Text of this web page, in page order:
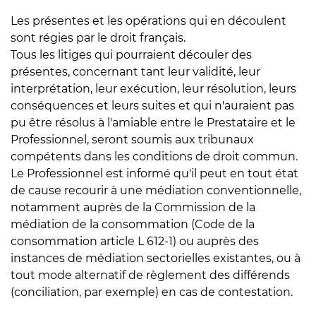
Les présentes et les opérations qui en découlent
sont régies par le droit français.
Tous les litiges qui pourraient découler des
présentes, concernant tant leur validité, leur
interprétation, leur exécution, leur résolution, leurs
conséquences et leurs suites et qui n'auraient pas
pu être résolus à l'amiable entre le Prestataire et le
Professionnel, seront soumis aux tribunaux
compétents dans les conditions de droit commun.
Le Professionnel est informé qu'il peut en tout état
de cause recourir à une médiation conventionnelle,
notamment auprès de la Commission de la
médiation de la consommation (Code de la
consommation article L 612-1) ou auprès des
instances de médiation sectorielles existantes, ou à
tout mode alternatif de règlement des différends
(conciliation, par exemple) en cas de contestation.